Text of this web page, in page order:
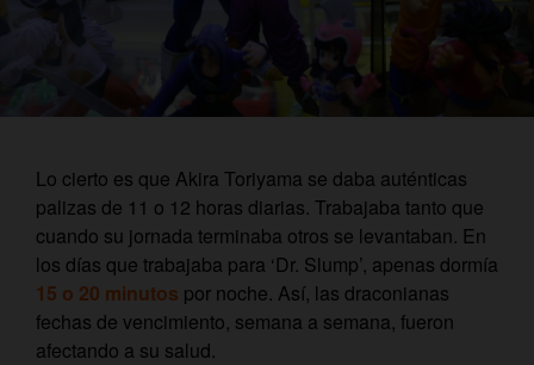
Lo cierto es que Akira Toriyama se daba auténticas
palizas de 11 o 12 horas diarias. Trabajaba tanto que
cuando su jornada terminaba otros se levantaban. En
los días que trabajaba para ‘Dr. Slump’, apenas dormía
15 o 20 minutos por noche. Así, las draconianas
fechas de vencimiento, semana a semana, fueron
afectando a su salud.